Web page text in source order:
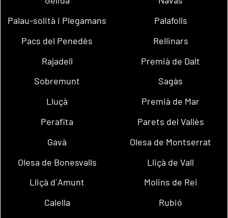
Palau-solità i Plegamans
Palafolls
Pacs del Penedès
Rellinars
Rajadell
Premià de Dalt
Sobremunt
Sagàs
Lluçà
Premià de Mar
Perafita
Parets del Vallès
Gavà
Olesa de Montserrat
Olesa de Bonesvalls
Lliçà de Vall
Lliçà d´Amunt
Molins de Rei
Calella
Rubió